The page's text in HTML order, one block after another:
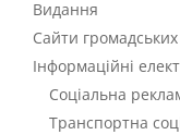
Видання
Сайти громадських
Інформаційні
Соціальна
Транспортна